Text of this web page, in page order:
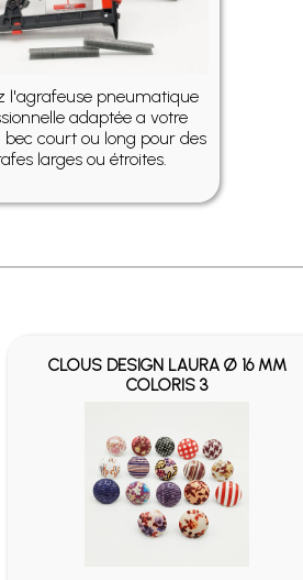
l'agrafeuse pneumatique
adaptée a votre
bec court ou long pour des
larges ou étroites.
CLOUS DESIGN LAURA Ø 16 MM
COLORIS 3